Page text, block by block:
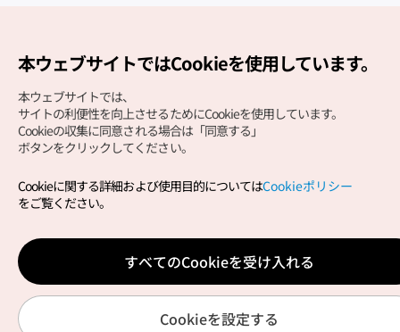
Copyright (c) Korea Tourism Organization All Rights
サイトエラー報告公式メール
japanese@knto.or.kr
本ウェブサイトではCookieを使用しています。
本ウェブサイトでは、
サイトの利便性を向上させるためにCookieを使用しています。
Cookieの収集に同意される場合は「同意する」
ボタンをクリックしてください。
Cookieに関する詳細および使用目的についてはCookieポリシー
をご覧ください。
すべてのCookieを受け入れる
Cookieを設定する